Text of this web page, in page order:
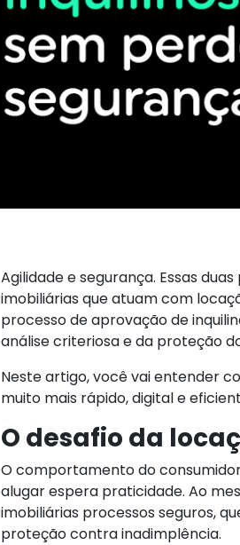
Agilidade e segurança. Essas
imobiliárias que atuam com
processo de aprovação de
análise criteriosa e da proteção
Neste artigo, você vai entender
muito mais rápido, digital e
O desafio da
O comportamento do
alugar espera praticidade. Ao
imobiliárias processos seguros,
proteção contra inadimplência.